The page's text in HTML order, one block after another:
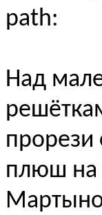
path:
Над
прорези
плюш на